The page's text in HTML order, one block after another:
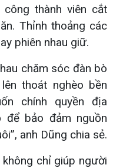
thành viên cắt
Thỉnh thoảng các
phiên nhau giữ.
chăm sóc đàn bò
thoát nghèo bền
chính quyền địa
để bảo đảm nguồn
anh Dũng chia sẻ.
chỉ giúp người